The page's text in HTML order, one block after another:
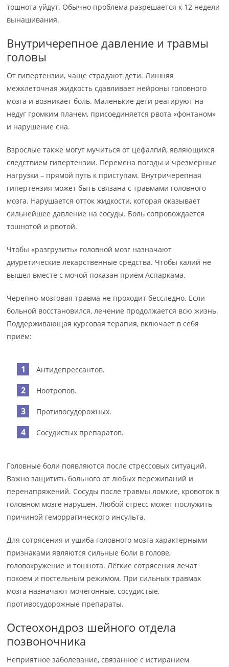
тошнота уйдут. Обычно проблема разрешается к 12 недели
вынашивания.
Внутричерепное давление и травмы
головы
От гипертензии, чаще страдают дети. Лишняя
межклеточная жидкость сдавливает нейроны головного
мозга и возникает боль. Маленькие дети реагируют на
недуг громким плачем, присоединяется рвота «фонтаном»
и нарушение сна.
Взрослые также могут мучиться от цефалгий, являющихся
следствием гипертензии. Перемена погоды и чрезмерные
нагрузки – прямой путь к приступам. Внутричерепная
гипертензия может быть связана с травмами головного
мозга. Нарушается отток жидкости, которая оказывает
сильнейшее давление на сосуды. Боль сопровождается
тошнотой и рвотой.
Чтобы «разгрузить» головной мозг назначают
диуретические лекарственные средства. Чтобы калий не
вышел вместе с мочой показан приём Аспаркама.
Черепно-мозговая травма не проходит бесследно. Если
больной восстановился, лечение продолжается всю жизнь.
Поддерживающая курсовая терапия, включает в себя
приём:
Антидепрессантов.
Ноотропов.
Противосудорожных.
Сосудистых препаратов.
Головные боли появляются после стрессовых ситуаций.
Важно защитить больного от любых переживаний и
перенапряжений. Сосуды после травмы ломкие, кровоток в
головном мозге нарушен. Любой стресс может послужить
причиной геморрагического инсульта.
Для сотрясения и ушиба головного мозга характерными
признаками являются сильные боли в голове,
головокружение и тошнота. Лёгкие сотрясения лечат
покоем и постельным режимом. При сильных травмах
мозга назначают мочегонные, сосудистые,
противосудорожные препараты.
Остеохондроз шейного отдела
позвоночника
Неприятное заболевание, связанное с истиранием